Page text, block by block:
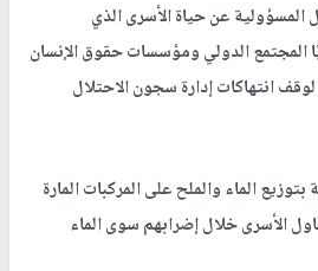
عن حياة الأسرى الذي
الدولي ومؤسسات حقوق الإنسان
انتهاكات إدارة سجون الاحتلال
الماء والملح على المركبات المارة
الأسرى خلال إضرابهم سوى الماء